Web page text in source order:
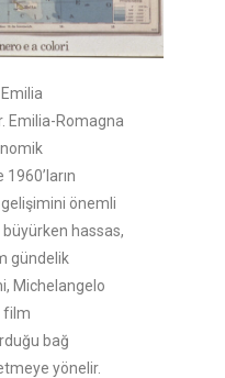
Emilia-Romagna
gelişimini önemli
büyürken hassas,
gündelik
Michelangelo
film
bağ
yönelir.